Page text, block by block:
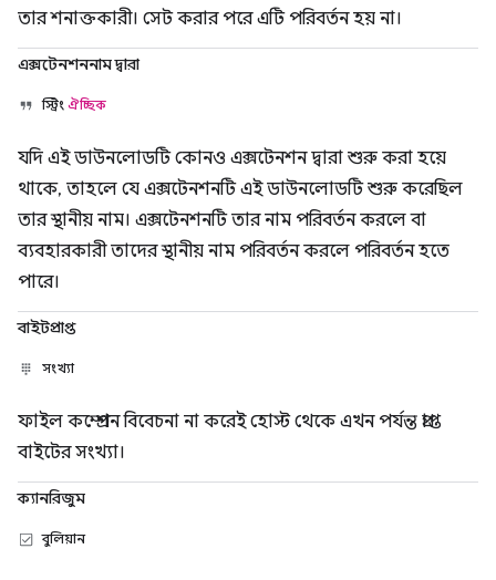
তার শনাক্তকারী। সেট করার পরে এটি পরিবর্তন হয় না।
এক্সটেনশননাম দ্বারা
স্ট্রিং ঐচ্ছিক
যদি এই ডাউনলোডটি কোনও এক্সটেনশন দ্বারা শুরু করা হয়ে
থাকে, তাহলে যে এক্সটেনশনটি এই ডাউনলোডটি শুরু করেছিল
তার স্থানীয় নাম। এক্সটেনশনটি তার নাম পরিবর্তন করলে বা
ব্যবহারকারী তাদের স্থানীয় নাম পরিবর্তন করলে পরিবর্তন হতে
পারে।
বাইটপ্রাপ্ত
সংখ্যা
ফাইল কম্প্রেশন বিবেচনা না করেই হোস্ট থেকে এখন পর্যন্ত প্রাপ্ত
বাইটের সংখ্যা।
ক্যানরিজুম
বুলিয়ান